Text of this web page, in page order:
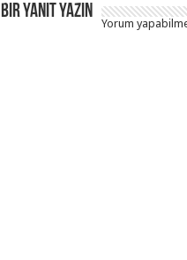
Bir yanıt yazın
Yorum